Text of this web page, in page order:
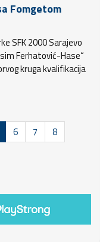
Fomgetom
SFK 2000 Sarajevo
Ferhatović-Hase“
kruga kvalifikacija
6 7
8